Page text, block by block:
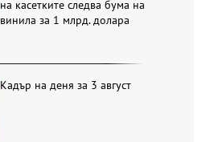
на касетките следва бума на
винила за 1 млрд. долара
Кадър на деня за 3 август